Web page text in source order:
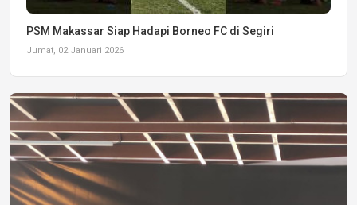
PSM Makassar Siap Hadapi Borneo FC di Segiri
Jumat, 02 Januari 2026